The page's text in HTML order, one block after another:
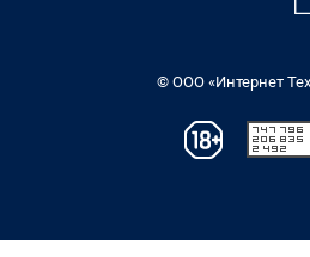
© ООО «Интернет